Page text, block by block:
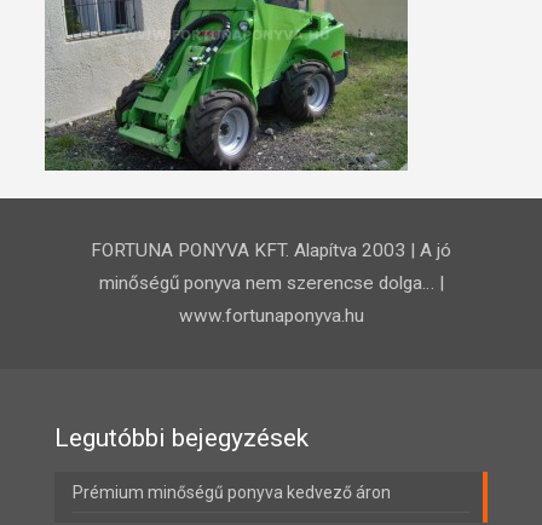
FORTUNA PONYVA KFT. Alapítva 2003 | A jó
minőségű ponyva nem szerencse dolga… |
www.fortunaponyva.hu
Legutóbbi bejegyzések
Prémium minőségű ponyva kedvező áron